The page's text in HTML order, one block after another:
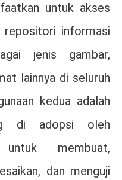
untuk akses
repositori informasi
jenis gambar,
lainnya di seluruh
kedua adalah
di adopsi oleh
membuat,
dan menguji